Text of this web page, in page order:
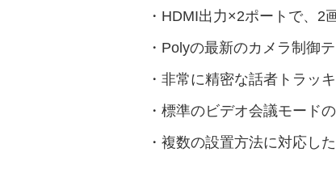
・HDMI出力×2ポートで、2
・Polyの最新のカメラ制御
・非常に精密な話者トラッ
・標準のビデオ会議モード
・複数の設置方法に対応し